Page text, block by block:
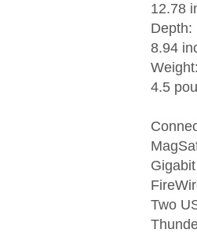
12.78
Depth:
8.94
Weight:
4.5
Two